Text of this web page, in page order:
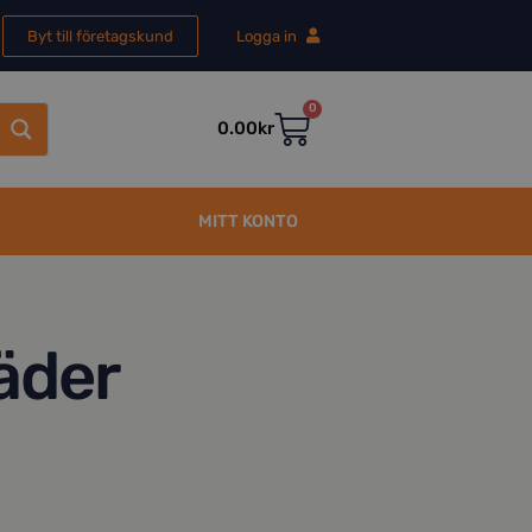
Byt till företagskund Logga in
0.00kr
0
MITT KONTO